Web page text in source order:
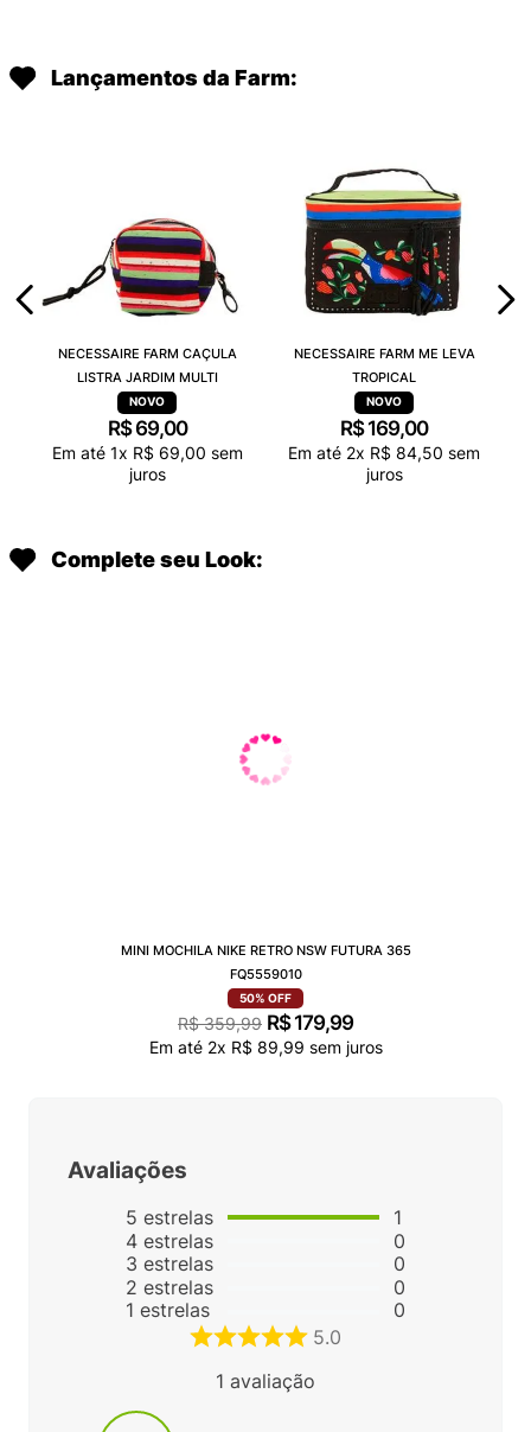
Lançamentos da Farm:
NECESSAIRE FARM CAÇULA
LISTRA JARDIM MULTI
R$ 69,00
Em até 1x R$ 69,00 sem
juros
NECESSAIRE FARM ME LEVA
TROPICAL
R$ 169,00
Em até 2x R$ 84,50 sem
juros
Complete seu Look:
MINI MOCHILA NIKE RETRO NSW FUTURA 365
FQ5559010
50% OFF
R$ 359,99 R$ 179,99
Em até 2x R$ 89,99 sem juros
Avaliações
5 estrelas
4 estrelas
3 estrelas
2 estrelas
1 estrelas
1
0
0
0
0
5.0
1 avaliação